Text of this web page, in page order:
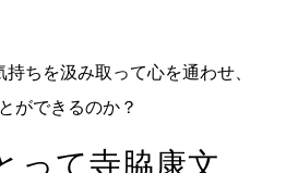
ちを汲み取って心を通わせ、
ができるのか？
って寺脇康文